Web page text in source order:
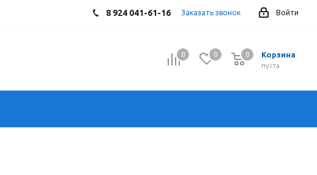
Войти
8 924 041-61-16 Заказать звонок
0 0 Корзина
0
пуста
0